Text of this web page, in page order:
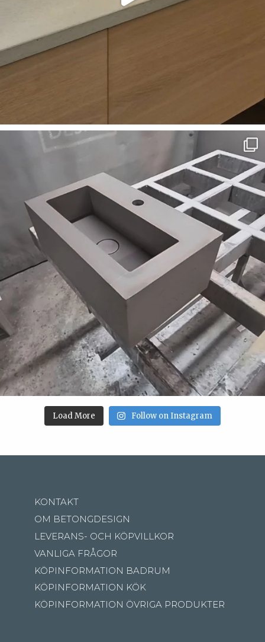
Load More Follow on Instagram
KONTAKT
OM BETONGDESIGN
LEVERANS- OCH KÖPVILLKOR
VANLIGA FRÅGOR
KÖPINFORMATION BADRUM
KÖPINFORMATION KÖK
KÖPINFORMATION ÖVRIGA PRODUKTER